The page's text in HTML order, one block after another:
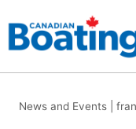
to
content
News and Events